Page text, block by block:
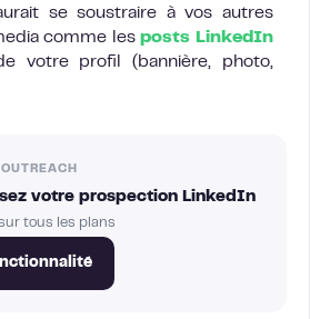
se soustraire à vos autres
comme lesposts LinkedIn
votre profil (bannière, photo,
votre prospection LinkedIn
tous les plans